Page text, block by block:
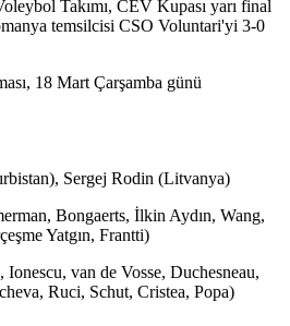
Takımı, CEV Kupası yarı final
temsilcisi CSO Voluntari'yi 3-0
18 Mart Çarşamba günü
Sergej Rodin (Litvanya)
Bongaerts, İlkin Aydın, Wang,
Yatgın, Frantti)
Ionescu, van de Vosse, Duchesneau,
Ruci, Schut, Cristea, Popa)